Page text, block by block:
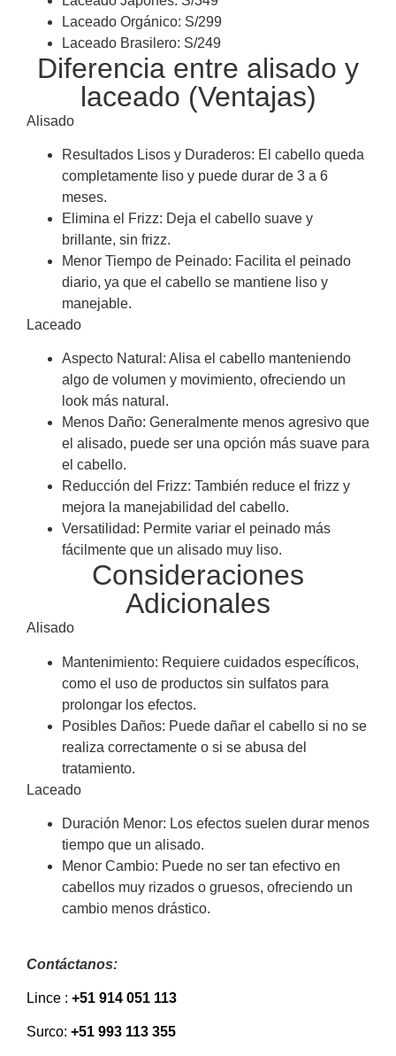
Laceado Orgánico: S/299
Laceado Brasilero: S/249
Diferencia entre alisado y
laceado (Ventajas)
Alisado
Resultados Lisos y Duraderos: El cabello queda
completamente liso y puede durar de 3 a 6
meses.
Elimina el Frizz: Deja el cabello suave y
brillante, sin frizz.
Menor Tiempo de Peinado: Facilita el peinado
diario, ya que el cabello se mantiene liso y
manejable.
Laceado
Aspecto Natural: Alisa el cabello manteniendo
algo de volumen y movimiento, ofreciendo un
look más natural.
Menos Daño: Generalmente menos agresivo que
el alisado, puede ser una opción más suave para
el cabello.
Reducción del Frizz: También reduce el frizz y
mejora la manejabilidad del cabello.
Versatilidad: Permite variar el peinado más
fácilmente que un alisado muy liso.
Consideraciones
Adicionales
Alisado
Mantenimiento: Requiere cuidados específicos,
como el uso de productos sin sulfatos para
prolongar los efectos.
Posibles Daños: Puede dañar el cabello si no se
realiza correctamente o si se abusa del
tratamiento.
Laceado
Duración Menor: Los efectos suelen durar menos
tiempo que un alisado.
Menor Cambio: Puede no ser tan efectivo en
cabellos muy rizados o gruesos, ofreciendo un
cambio menos drástico.
Contáctanos:
Lince : +51 914 051 113
Surco: +51 993 113 355